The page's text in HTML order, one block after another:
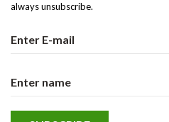
always unsubscribe.